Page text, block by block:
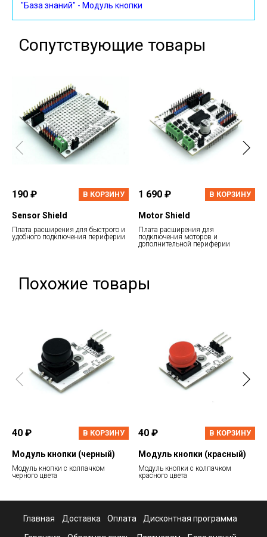
"База знаний" - Модуль кнопки
Сопутствующие товары
190 ₽ В КОРЗИНУ
Sensor Shield
Плата расширения для быстрого и
удобного подключения периферии
1 690 ₽ В КОРЗИНУ
Motor Shield
Плата расширения для
подключения моторов и
дополнительной периферии
Похожие товары
40 ₽ В КОРЗИНУ
Модуль кнопки (черный)
Модуль кнопки с колпачком
черного цвета
40 ₽ В КОРЗИНУ
Модуль кнопки (красный)
Модуль кнопки с колпачком
красного цвета
Главная Доставка Оплата Дисконтная программа